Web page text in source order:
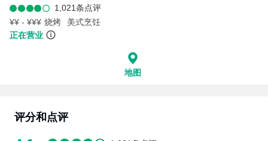
1,021条点评
¥¥ - ¥¥¥ 烧烤
美式烹饪
正在营业
地图
评分和点评